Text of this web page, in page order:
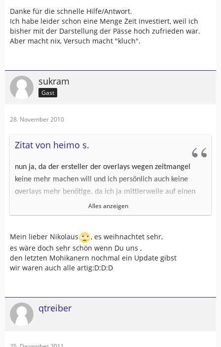
Danke für die schnelle Hilfe/Antwort.
Ich habe leider schon eine Menge Zeit investiert, weil ich
bisher mit der Darstellung der Pässe hoch zufrieden war.
Aber macht nix, Versuch macht "kluch".
sukram
Gast
28. November 2010
Zitat von heimo s.
nun ja, da der ersteller der overlays wegen zeitmangel
keine mehr machen will und ich persönlich auch keine
overlays mehr benötige, da ich ja mittlerweile auf einen
zumo660 umgestiegen bin, der auch mit poi umgehen
kann, wird es, so wie es zur zeit aussieht, auch kein update
die letzte version bleibt aber bis auf weiteres mal auf der
downloadseite bestehen.
waren sterben eh sowieso langsam aus, also auch ein
grund mehr sich die viele arbeit nicht mehr anzutun, zumal
das ganze ja auch nur ein freizeitprojekt ohne
Alles anzeigen
Mein lieber Nikolaus
, es weihnachtet sehr,
es wäre doch sehr schön wenn Du uns ,
den letzten Mohikanern nochmal ein Update gibst
wir waren auch alle artig:D:D:D
qtreiber